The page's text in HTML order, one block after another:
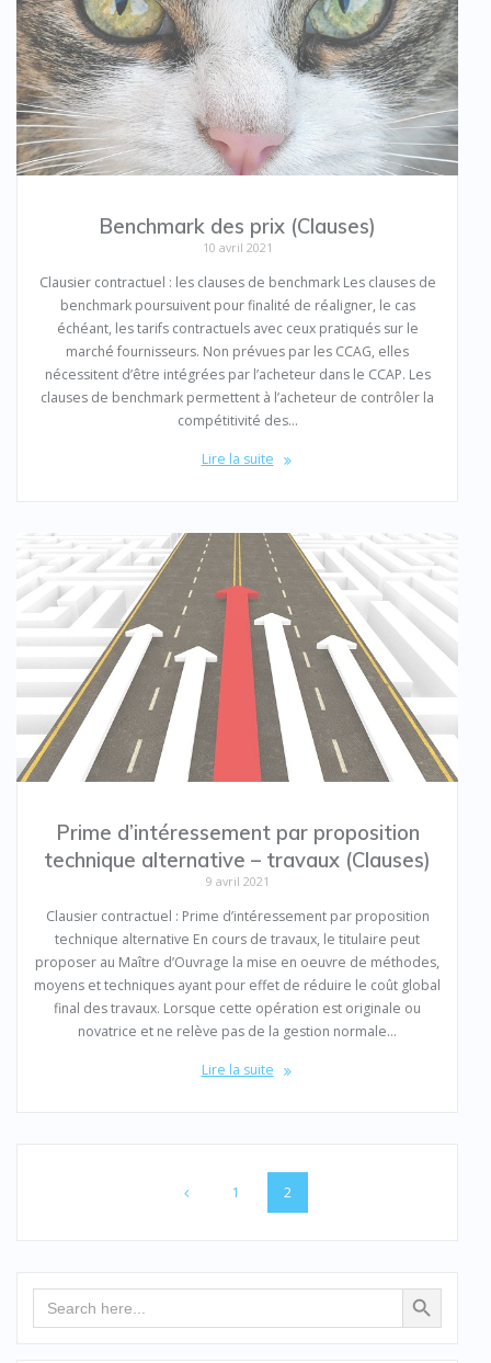
Benchmark des prix (Clauses)
10 avril 2021
Clausier contractuel : les clauses de benchmark Les clauses de
benchmark poursuivent pour finalité de réaligner, le cas
échéant, les tarifs contractuels avec ceux pratiqués sur le
marché fournisseurs. Non prévues par les CCAG, elles
nécessitent d’être intégrées par l’acheteur dans le CCAP. Les
clauses de benchmark permettent à l’acheteur de contrôler la
compétitivité des…
Lire la suite
Prime d’intéressement par proposition
technique alternative – travaux (Clauses)
9 avril 2021
Clausier contractuel : Prime d’intéressement par proposition
technique alternative En cours de travaux, le titulaire peut
proposer au Maître d’Ouvrage la mise en oeuvre de méthodes,
moyens et techniques ayant pour effet de réduire le coût global
final des travaux. Lorsque cette opération est originale ou
novatrice et ne relève pas de la gestion normale…
Lire la suite
articles
Page
1 Page
2
Search Search Button